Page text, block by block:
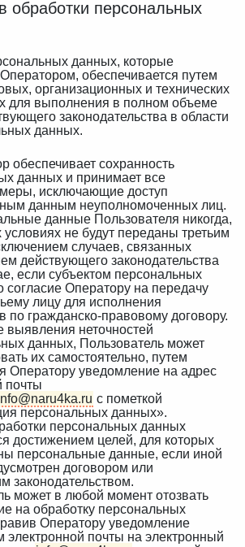
обработки персональных
данных, которые
обеспечивается путем
организационных и технических
для выполнения в полном объеме
законодательства в области
данных.
обеспечивает сохранность
данных и принимает все
исключающие доступ
данным неуполномоченных лиц.
данные Пользователя никогда,
условиях не будут переданы третьим
случаев, связанных
действующего законодательства
если субъектом персональных
согласие Оператору на передачу
лицу для исполнения
по гражданско-правовому договору.
выявления неточностей
данных, Пользователь может
их самостоятельно, путем
Оператору уведомление на адрес
почты
с пометкой
персональных данных».
персональных данных
достижением целей, для которых
персональные данные, если иной
договором или
законодательством.
может в любой момент отозвать
на обработку персональных
Оператору уведомление
электронной почты на электронный